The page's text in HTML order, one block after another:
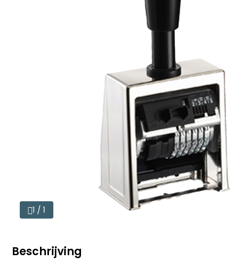
1 / 1
Beschrijving